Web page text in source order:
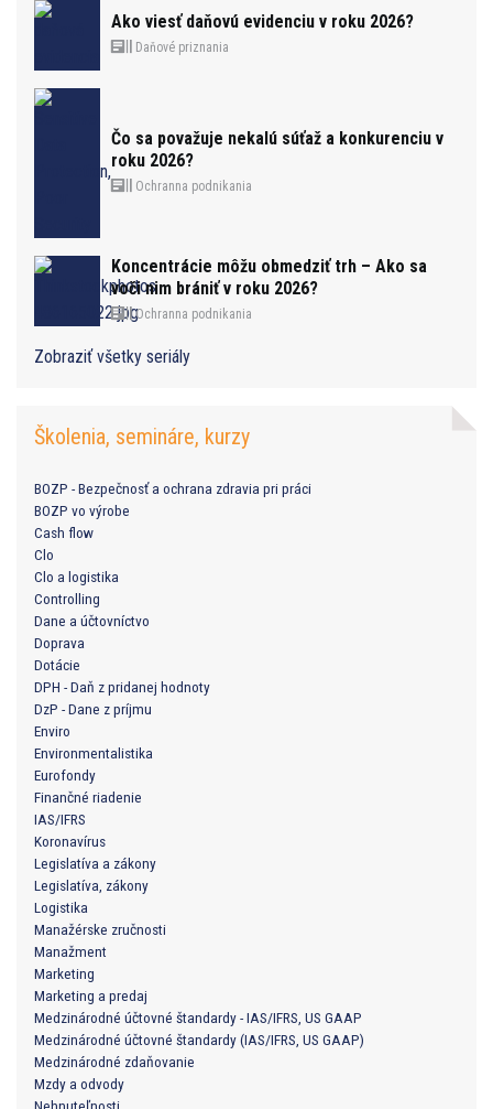
Ako viesť daňovú evidenciu v roku 2026?
Daňové priznania
Čo sa považuje nekalú súťaž a konkurenciu v
roku 2026?
Ochranna podnikania
Koncentrácie môžu obmedziť trh – Ako sa
voči nim brániť v roku 2026?
Ochranna podnikania
Zobraziť všetky seriály
Školenia, semináre, kurzy
BOZP - Bezpečnosť a ochrana zdravia pri práci
BOZP vo výrobe
Cash flow
Clo
Clo a logistika
Controlling
Dane a účtovníctvo
Doprava
Dotácie
DPH - Daň z pridanej hodnoty
DzP - Dane z príjmu
Enviro
Environmentalistika
Eurofondy
Finančné riadenie
IAS/IFRS
Koronavírus
Legislatíva a zákony
Legislatíva, zákony
Logistika
Manažérske zručnosti
Manažment
Marketing
Marketing a predaj
Medzinárodné účtovné štandardy - IAS/IFRS, US GAAP
Medzinárodné účtovné štandardy (IAS/IFRS, US GAAP)
Medzinárodné zdaňovanie
Mzdy a odvody
Nehnuteľnosti